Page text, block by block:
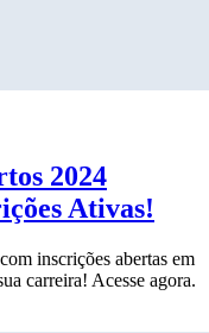
2024
Ativas!
inscrições abertas em
carreira! Acesse agora.